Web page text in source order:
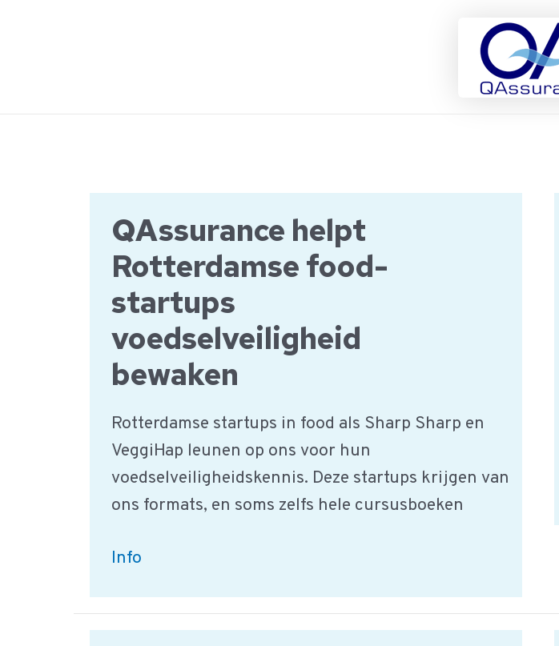
QAssurance helpt
Rotterdamse food-
startups
voedselveiligheid
bewaken
Rotterdamse startups in food als Sharp Sharp en
VeggiHap leunen op ons voor hun
voedselveiligheidskennis. Deze startups krijgen van
ons formats, en soms zelfs hele cursusboeken
QAssurance
Rotterdamse
Info